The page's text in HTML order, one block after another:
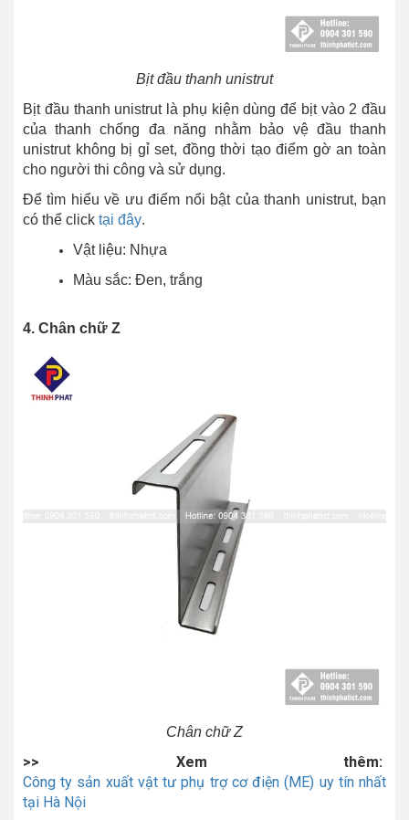
Bịt đầu thanh unistrut
Bịt đầu thanh unistrut là phụ kiện dùng để bịt vào 2 đầu
của thanh chống đa năng nhằm bảo vệ đầu thanh
unistrut không bị gỉ set, đồng thời tạo điểm gờ an toàn
cho người thi công và sử dụng.
Để tìm hiểu về ưu điểm nổi bật của thanh unistrut, bạn
có thể click tại đây.
Vật liệu: Nhựa
Màu sắc: Đen, trắng
4. Chân chữ Z
Chân chữ Z
>> Xem thêm:
Công ty sản xuất vật tư phụ trợ cơ điện (ME) uy tín nhất
tại Hà Nội